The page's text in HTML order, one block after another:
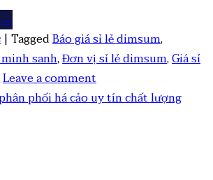
→
| TaggedBáo giá sỉ lẻ dimsum,
sanh,Đơn vị sỉ lẻ dimsum,Giá sỉ
Leave a comment